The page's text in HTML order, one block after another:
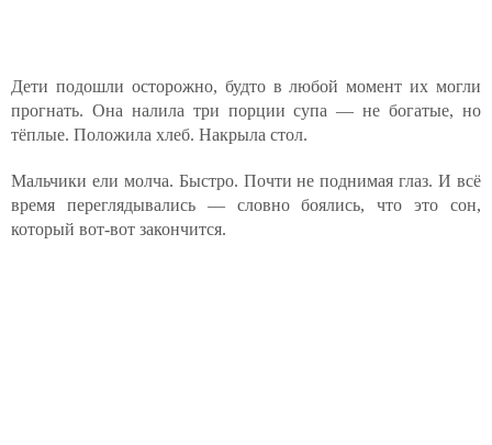
Дети подошли осторожно, будто в любой момент их могли
прогнать. Она налила три порции супа — не богатые, но
тёплые. Положила хлеб. Накрыла стол.
Мальчики ели молча. Быстро. Почти не поднимая глаз. И всё
время переглядывались — словно боялись, что это сон,
который вот-вот закончится.